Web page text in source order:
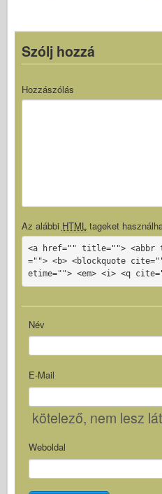
Szólj hozzá
Hozzászólás
Az alábbi HTML tageket
<a href="" title=""> <abbr
=""> <b> <blockquote
etime=""> <em> <i> <q
Név
E-Mail
kötelező, nem lesz
Weboldal